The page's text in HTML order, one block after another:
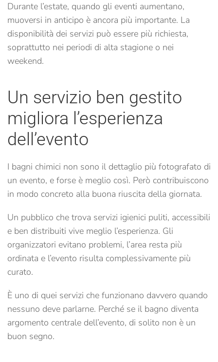
Durante l’estate, quando gli eventi aumentano,
muoversi in anticipo è ancora più importante. La
disponibilità dei servizi può essere più richiesta,
soprattutto nei periodi di alta stagione o nei
weekend.
Un servizio ben gestito
migliora l’esperienza
dell’evento
I bagni chimici non sono il dettaglio più fotografato di
un evento, e forse è meglio così. Però contribuiscono
in modo concreto alla buona riuscita della giornata.
Un pubblico che trova servizi igienici puliti, accessibili
e ben distribuiti vive meglio l’esperienza. Gli
organizzatori evitano problemi, l’area resta più
ordinata e l’evento risulta complessivamente più
curato.
È uno di quei servizi che funzionano davvero quando
nessuno deve parlarne. Perché se il bagno diventa
argomento centrale dell’evento, di solito non è un
buon segno.